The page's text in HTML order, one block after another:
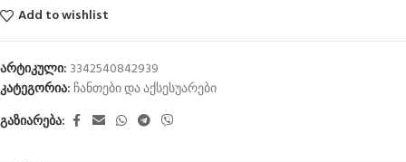
Add to wishlist
არტიკული: 3342540842939
კატეგორია: ჩანთები და აქსესუარები
გაზიარება: